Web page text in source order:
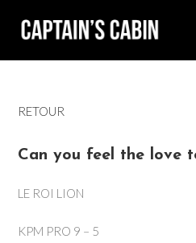
RETOUR
Can you feel the love
LE ROI LION
KPM PRO 9 – 5